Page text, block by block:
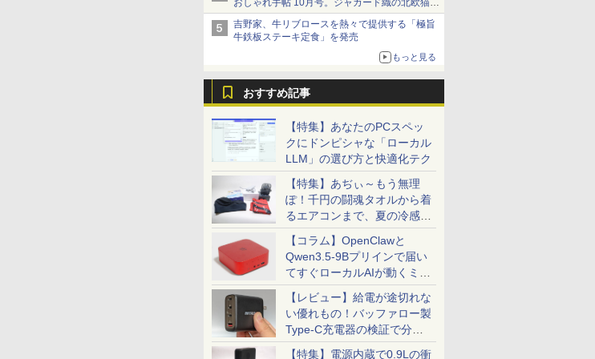
おしゃれ手帖 10月号。ジャカード織の北欧猫デ
ザイン
吉野家、牛リブロースを熱々で提供する「極旨
牛鉄板ステーキ定食」を発売
もっと見る
おすすめ記事
【特集】あなたのPCスペッ
クにドンピシャな「ローカル
LLM」の選び方と快適化テク
【特集】あぢぃ～もう無理
ぽ！千円の闘魂タオルから着
るエアコンまで、夏の冷感グ
ッズ一挙紹介
【コラム】OpenClawと
Qwen3.5-9Bプリインで届い
てすぐローカルAIが動くミニ
PC「SER9 Pro」
【レビュー】給電が途切れな
い優れもの！バッファロー製
Type-C充電器の検証で分か
ったこと
【特集】電源内蔵で0.9Lの衝